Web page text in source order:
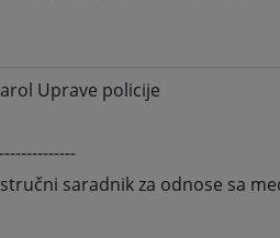
Uprave policije
saradnik za odnose sa